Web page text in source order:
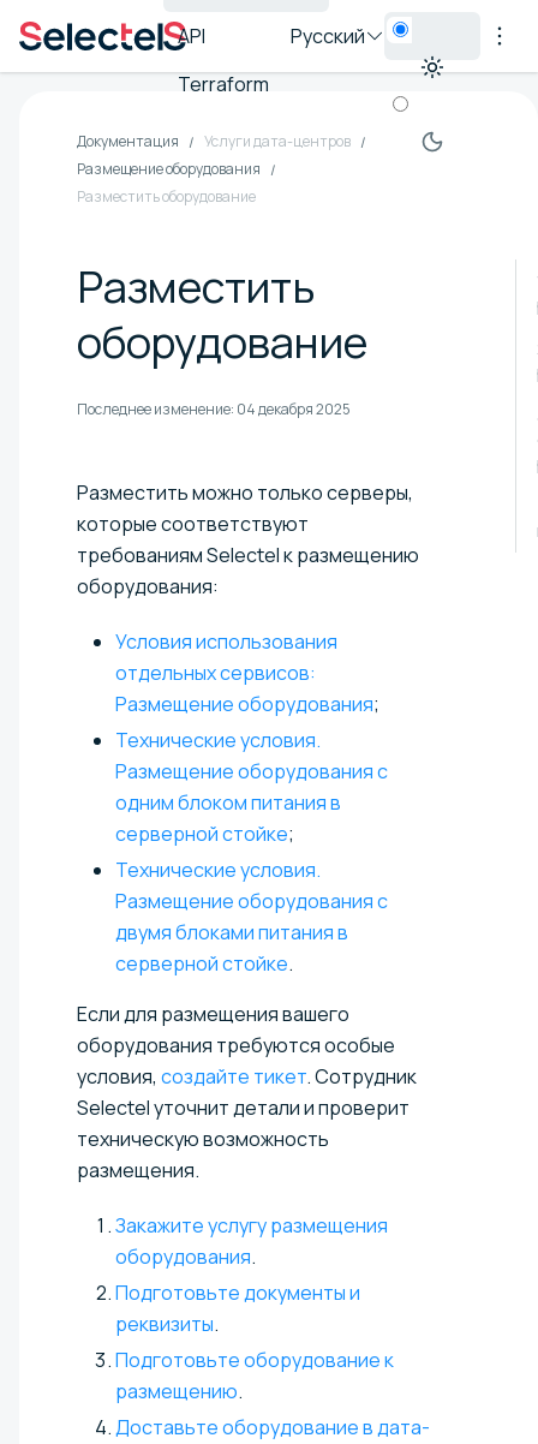
API
Terraform
Русский
Документация
Услуги дата-центров
Размещение оборудования
Разместить оборудование
Разместить
оборудование
Последнее изменение: 04 декабря 2025
Разместить можно только серверы,
которые соответствуют
требованиям Selectel к размещению
оборудования:
Условия использования
отдельных сервисов:
Размещение оборудования;
Технические условия.
Размещение оборудования с
одним блоком питания в
серверной стойке;
Технические условия.
Размещение оборудования с
двумя блоками питания в
серверной стойке.
Если для размещения вашего
оборудования требуются особые
условия, создайте тикет. Сотрудник
Selectel уточнит детали и проверит
техническую возможность
размещения.
Закажите услугу размещения
оборудования.
Подготовьте документы и
реквизиты.
Подготовьте оборудование к
размещению.
Доставьте оборудование в дата-